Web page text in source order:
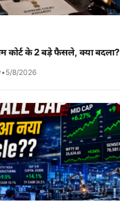
कोर्ट के 2 बड़े फैसले, क्या बदला?
•5/8/2026